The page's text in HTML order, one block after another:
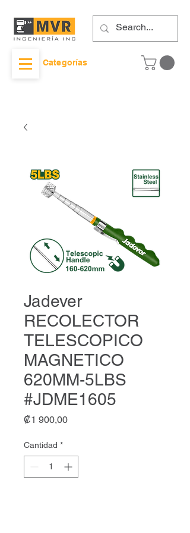
Categorías
Jadever
RECOLECTOR
TELESCOPICO
MAGNETICO
620MM-5LBS
#JDME1605
₡1 900,00Precio
Cantidad *